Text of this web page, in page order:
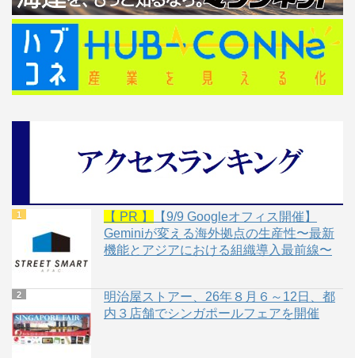
【 PR 】
【9/9 Googleオフィス開催】
Geminiが変える海外拠点の生産性〜最新
機能とアジアにおける組織導入最前線〜
明治屋ストアー、26年８月６～12日、都
内３店舗でシンガポールフェアを開催